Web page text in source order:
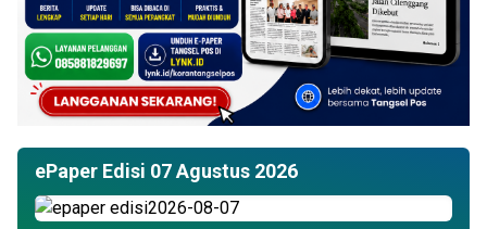
ePaper Edisi 07 Agustus 2026